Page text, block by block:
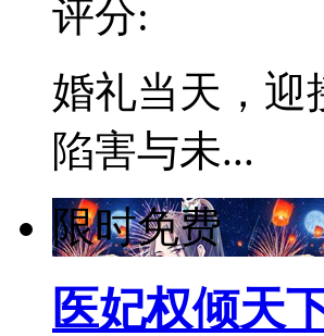
评分:
婚礼当天，迎
陷害与未...
限时免费
医妃权倾天